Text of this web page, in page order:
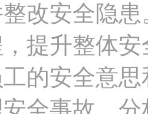
改安全隐
提升整体
的安全意